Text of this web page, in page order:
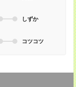
しずか
コツコツ